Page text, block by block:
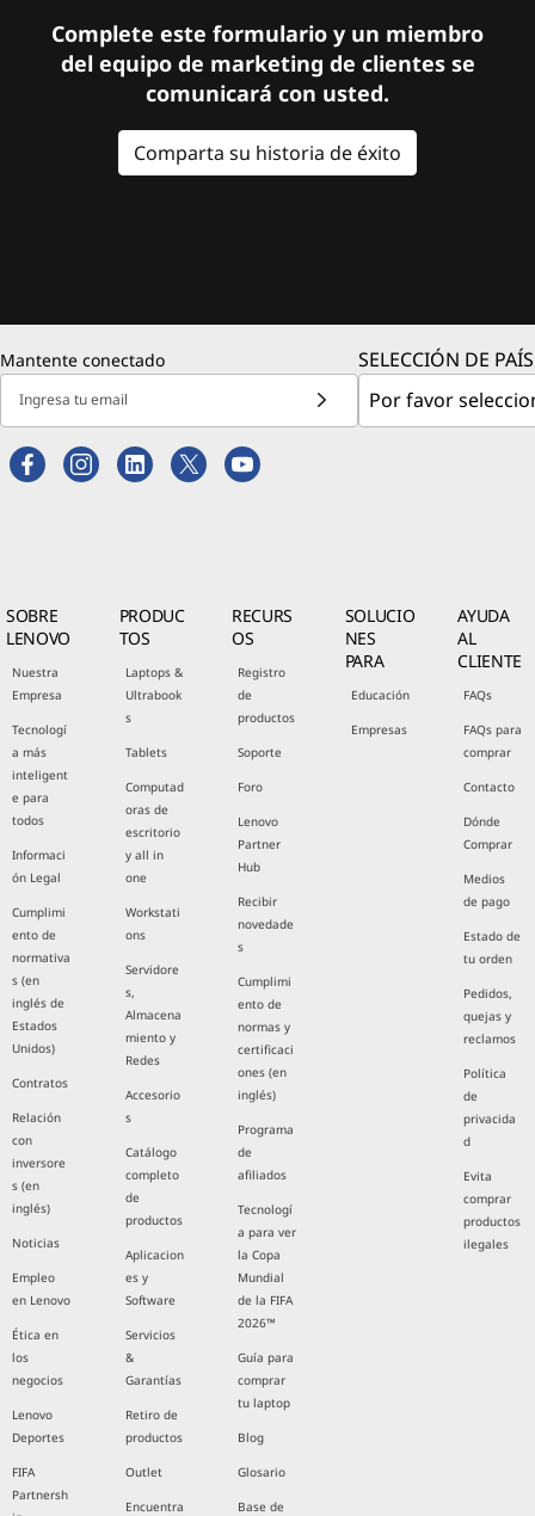
Complete este formulario y un miembro
del equipo de marketing de clientes se
comunicará con usted.
Comparta su historia de éxito
Mantente conectado
Ingresa tu email
SELECCIÓN DE PAÍS
SOBRE
LENOVO
Nuestra
Empresa
Tecnologí
a más
inteligent
e para
todos
Informaci
ón Legal
Cumplimi
ento de
normativa
s (en
inglés de
Estados
Unidos)
Contratos
Relación
con
inversore
s (en
inglés)
Noticias
Empleo
en Lenovo
Ética en
los
negocios
Lenovo
Deportes
FIFA
Partnersh
PRODUC
TOS
Laptops &
Ultrabook
s
Tablets
Computad
oras de
escritorio
y all in
one
Workstati
ons
Servidore
s,
Almacena
miento y
Redes
Accesorio
s
Catálogo
completo
de
productos
Aplicacion
es y
Software
Servicios
&
Garantías
Retiro de
productos
Outlet
Encuentra
RECURS
OS
Registro
de
productos
Soporte
Foro
Lenovo
Partner
Hub
Recibir
novedade
s
Cumplimi
ento de
normas y
certificaci
ones (en
inglés)
Programa
de
afiliados
Tecnologí
a para ver
la Copa
Mundial
de la FIFA
2026™
Guía para
comprar
tu laptop
Blog
Glosario
Base de
SOLUCIO
NES
PARA
Educación
Empresas
AYUDA
AL
CLIENTE
FAQs
FAQs para
comprar
Contacto
Dónde
Comprar
Medios
de pago
Estado de
tu orden
Pedidos,
quejas y
reclamos
Política
de
privacida
d
Evita
comprar
productos
ilegales